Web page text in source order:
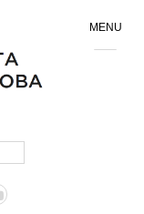
MENU